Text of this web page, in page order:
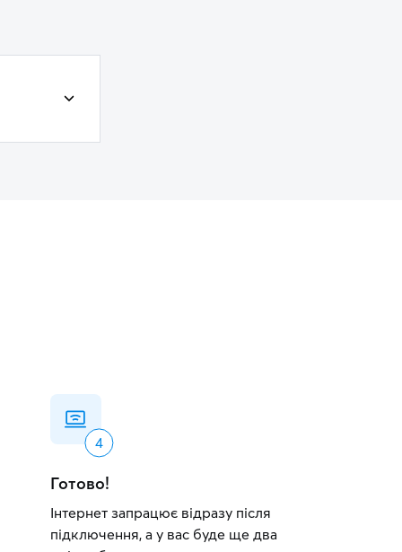
Готово!
Інтернет запрацює відразу після
підключення, а у вас буде ще два